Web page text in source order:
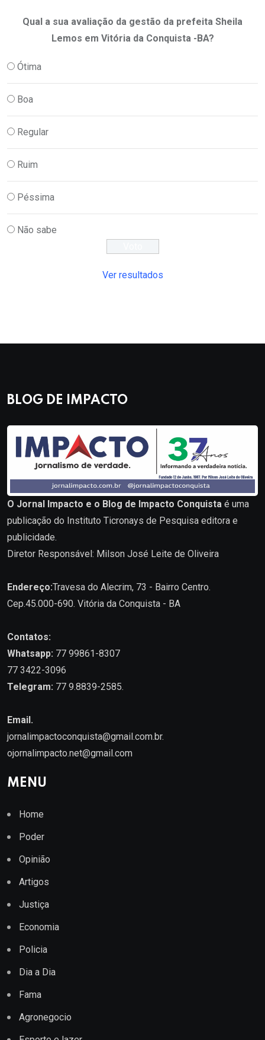
Qual a sua avaliação da gestão da prefeita Sheila
Lemos em Vitória da Conquista -BA?
Ótima
Boa
Regular
Ruim
Péssima
Não sabe
Ver resultados
BLOG DE IMPACTO
O Jornal Impacto e o Blog de Impacto Conquista é uma
publicação do Instituto Ticronays de Pesquisa editora e
publicidade.
Diretor Responsável: Milson José Leite de Oliveira
Endereço:Travesa do Alecrim, 73 - Bairro Centro.
Cep.45.000-690. Vitória da Conquista - BA
Contatos:
Whatsapp: 77 99861-8307
77 3422-3096
Telegram: 77 9.8839-2585.
Email.
jornalimpactoconquista@gmail.com.br.
ojornalimpacto.net@gmail.com
MENU
Home
Poder
Opinião
Artigos
Justiça
Economia
Policia
Dia a Dia
Fama
Agronegocio